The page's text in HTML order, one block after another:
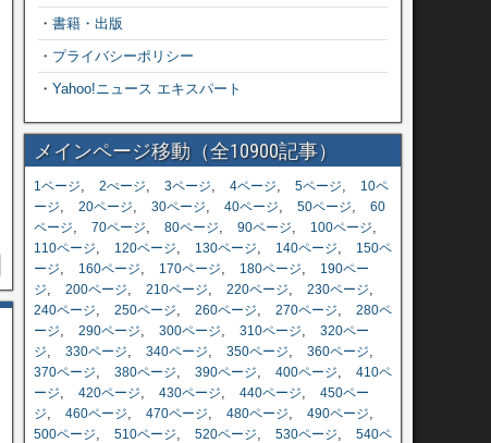
・ 書籍・出版
・ プライバシーポリシー
・ Yahoo!ニュース エキスパート
メインページ移動（全10900記事）
1ページ, 2ぺージ, 3ページ, 4ページ, 5ページ,
10ペ
ージ, 20ページ, 30ページ, 40ページ, 50ページ, 60
ページ, 70ページ, 80ページ, 90ページ, 100ページ,
110ページ, 120ページ, 130ページ, 140ページ,
150ペ
ージ, 160ページ, 170ページ, 180ページ,
190ペー
ジ, 200ページ, 210ページ, 220ページ, 230ページ,
240ページ, 250ページ, 260ページ, 270ページ, 280ペ
ージ, 290ページ, 300ページ, 310ページ, 320ペー
ジ, 330ページ, 340ページ, 350ページ, 360ページ,
370ページ, 380ページ, 390ページ, 400ページ, 410ペ
ージ, 420ページ, 430ページ, 440ページ, 450ペー
ジ, 460ページ, 470ページ, 480ページ, 490ページ,
500ページ, 510ページ, 520ページ, 530ページ, 540ペ